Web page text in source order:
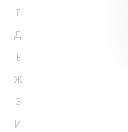
Г
Д
Е
Ж
З
И